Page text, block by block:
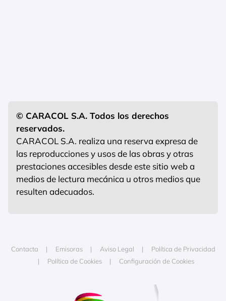
© CARACOL S.A. Todos los derechos
reservados.
CARACOL S.A. realiza una reserva expresa de
las reproducciones y usos de las obras y otras
prestaciones accesibles desde este sitio web a
medios de lectura mecánica u otros medios que
resulten adecuados.
Contacta Emisoras Aviso Legal
Política de Privacidad
Política de Cookies
Configuración de Cookies